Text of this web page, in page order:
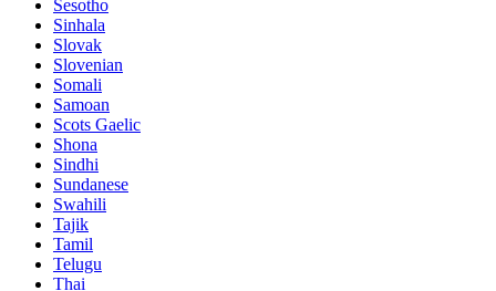
Sesotho
Sinhala
Slovak
Slovenian
Somali
Samoan
Scots Gaelic
Shona
Sindhi
Sundanese
Swahili
Tajik
Tamil
Telugu
Thai